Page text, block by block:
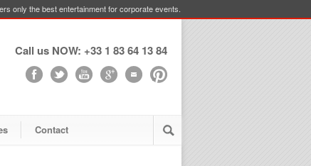
only the best entertainment for corporate events.
Call us NOW: +33 1 83 64 13 84
Contact